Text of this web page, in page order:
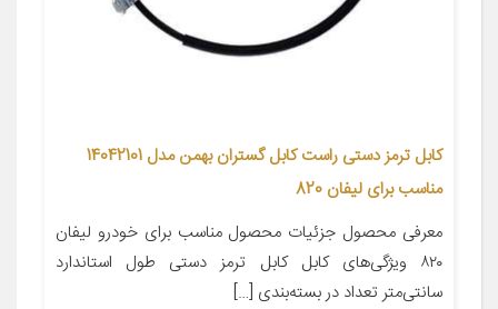
کابل ترمز دستی راست کابل گستران بهمن مدل 14042101
مناسب برای لیفان 820
معرفی محصول جزئیات محصول مناسب برای خودرو لیفان
۸۲۰ ویژگی‌های کابل کابل ترمز دستی طول استاندارد
سانتی‌متر تعداد در بسته‌بندی […]